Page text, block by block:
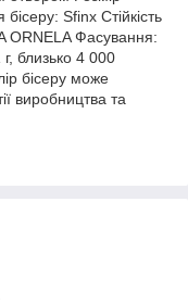
Sfinx Стійкість
ORNELA Фасування:
г, близько 4 000
бісеру може
виробництва та